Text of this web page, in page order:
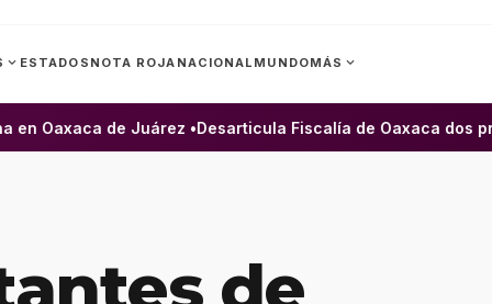
expand_more ESTADOS NOTA ROJA NACIONAL MUNDOMÁS expand_more
Oaxaca de Juárez •Desarticula Fiscalía de Oaxaca dos